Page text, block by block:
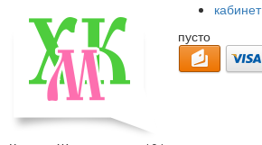
кабинет
пусто